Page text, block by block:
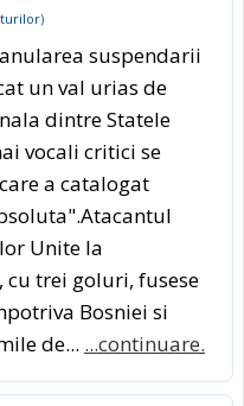
)
suspendarii
un val urias de
dintre Statele
vocali critici se
a catalogat
Unite la
trei goluri, fusese
Bosniei si
de... ...continuare.